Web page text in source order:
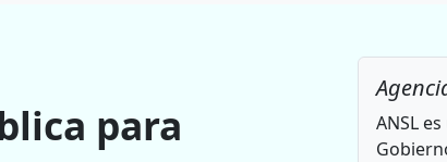
para
ANSL